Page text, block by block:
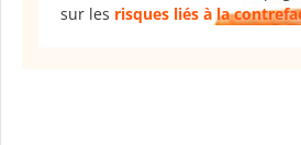
sur les risques liés à la